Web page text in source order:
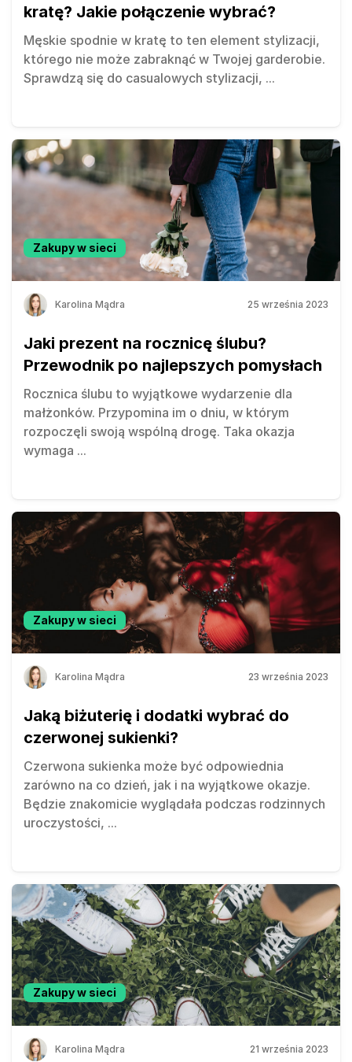
kratę? Jakie połączenie wybrać?
Męskie spodnie w kratę to ten element stylizacji,
którego nie może zabraknąć w Twojej garderobie.
Sprawdzą się do casualowych stylizacji, ...
Zakupy w sieci
Karolina Mądra 25 września 2023
Jaki prezent na rocznicę ślubu?
Przewodnik po najlepszych pomysłach
Rocznica ślubu to wyjątkowe wydarzenie dla
małżonków. Przypomina im o dniu, w którym
rozpoczęli swoją wspólną drogę. Taka okazja
wymaga ...
Zakupy w sieci
Karolina Mądra 23 września 2023
Jaką biżuterię i dodatki wybrać do
czerwonej sukienki?
Czerwona sukienka może być odpowiednia
zarówno na co dzień, jak i na wyjątkowe okazje.
Będzie znakomicie wyglądała podczas rodzinnych
uroczystości, ...
Zakupy w sieci
Karolina Mądra 21 września 2023